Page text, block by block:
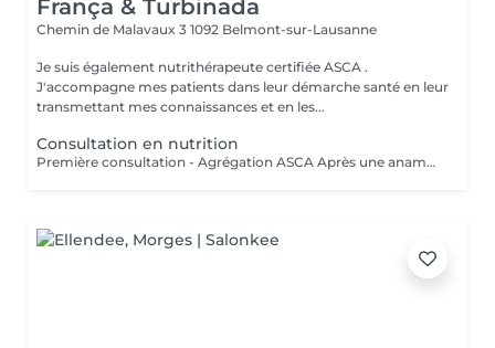
França & Turbinada
Chemin de Malavaux 3 1092 Belmont-sur-Lausanne
Je suis également nutrithérapeute certifiée ASCA .
J'accompagne mes patients dans leur démarche santé en leur
transmettant mes connaissances et en les...
Consultation en nutrition
Première consultation - Agrégation ASCA Après une anamnèse complète, j'apporte au patient mes premiers conseils, les plus appropriés possibles par rapport à son contexte de vie, afin de le guider au mieux dans son rééquilibrage alimentaire. Ces modifications de l'hygiène alimentaire du patient se font main dans la main avec lui car cela est primordial que ces conseils lui parlent et lui semblent applicables.